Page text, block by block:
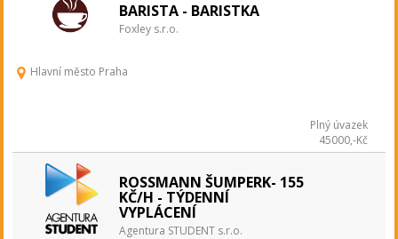
BARISTA - BARISTKA
Foxley s.r.o.
Hlavní město Praha
Plný úvazek
45000,-Kč
ROSSMANN ŠUMPERK- 155
KČ/H - TÝDENNÍ
VYPLÁCENÍ
Agentura STUDENT s.r.o.